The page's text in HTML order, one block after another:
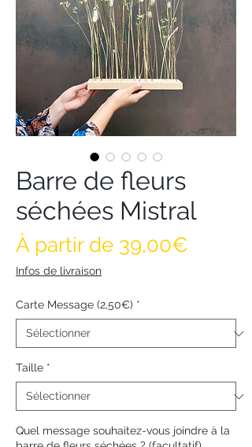
Barre de fleurs
séchées Mistral
À partir de 39,00€
Infos de livraison
Carte Message (2,50€) *
Taille *
Quel message souhaitez-vous joindre à la